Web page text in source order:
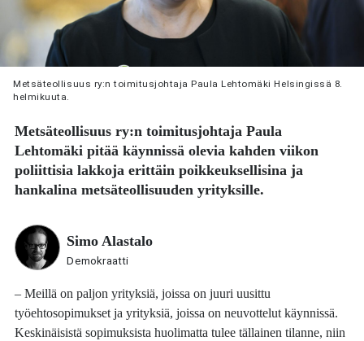
Metsäteollisuus ry:n toimitusjohtaja Paula Lehtomäki Helsingissä 8.
helmikuuta.
Metsäteollisuus ry:n toimitusjohtajaPaula
Lehtomäki pitää käynnissä olevia kahden viikon
poliittisia lakkoja erittäin poikkeuksellisina ja
hankalina metsäteollisuuden yrityksille.
Simo Alastalo
Demokraatti
– Meillä on paljon yrityksiä, joissa on juuri uusittu
työehtosopimukset ja yrityksiä, joissa on neuvottelut käynnissä.
Keskinäisistä sopimuksista huolimatta tulee tällainen tilanne, niin